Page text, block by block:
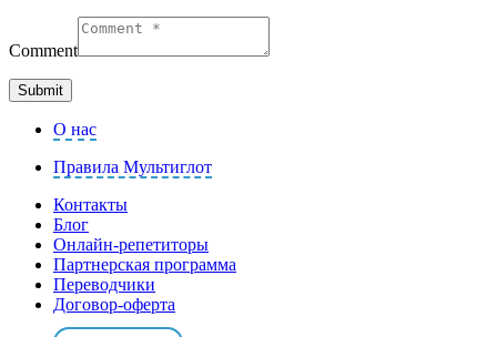
Comment
О нас
Правила Мультиглот
Контакты
Блог
Онлайн-репетиторы
Партнерская программа
Переводчики
Договор-оферта